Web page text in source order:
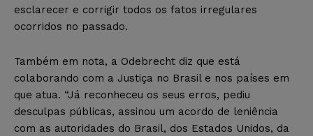
esclarecer e corrigir todos os fatos irregulares
ocorridos no passado.
Também em nota, a Odebrecht diz que está
colaborando com a Justiça no Brasil e nos países em
que atua. “Já reconheceu os seus erros, pediu
desculpas públicas, assinou um acordo de leniência
com as autoridades do Brasil, dos Estados Unidos, da